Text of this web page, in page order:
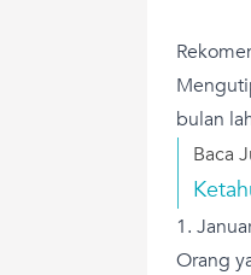
bulan
Baca
1.
Orang